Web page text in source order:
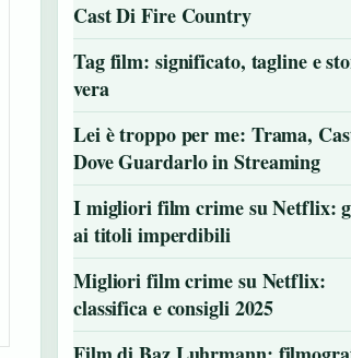
Cast Di Fire Country
Tag film: significato, tagline e
vera
Lei è troppo per me: Trama,
Dove Guardarlo in Streaming
I migliori film crime su Netflix:
ai titoli imperdibili
Migliori film crime su Netflix:
classifica e consigli 2025